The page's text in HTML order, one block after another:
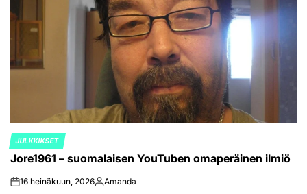
POSTED
IN
JULKKIKSET
Jore1961 – suomalaisen YouTuben omaperäinen ilmiö
on16 heinäkuun, 2026Posted
Amanda